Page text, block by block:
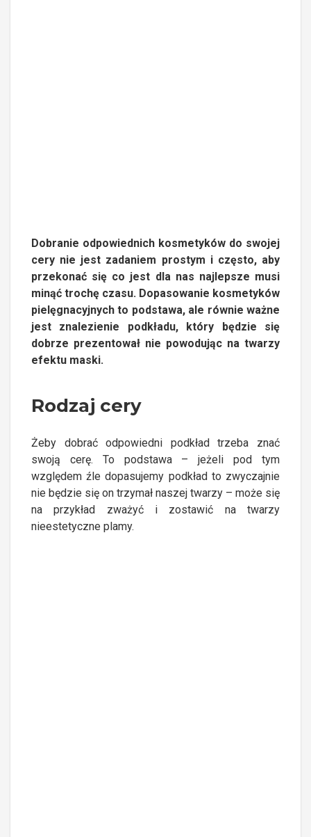
Dobranie odpowiednich kosmetyków do swojej
cery nie jest zadaniem prostym i często, aby
przekonać się co jest dla nas najlepsze musi
minąć trochę czasu. Dopasowanie kosmetyków
pielęgnacyjnych to podstawa, ale równie ważne
jest znalezienie podkładu, który będzie się
dobrze prezentował nie powodując na twarzy
efektu maski.
Rodzaj cery
Żeby dobrać odpowiedni podkład trzeba znać
swoją cerę. To podstawa – jeżeli pod tym
względem źle dopasujemy podkład to zwyczajnie
nie będzie się on trzymał naszej twarzy – może się
na przykład zważyć i zostawić na twarzy
nieestetyczne plamy.